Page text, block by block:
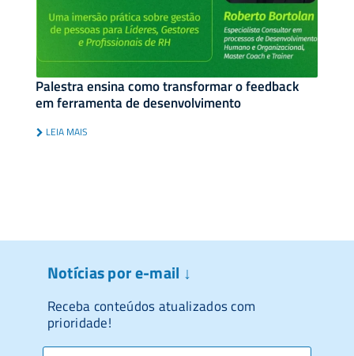
Palestra ensina como transformar o feedback
em ferramenta de desenvolvimento
LEIA MAIS
Notícias por e-mail ↓
Receba conteúdos atualizados com
prioridade!